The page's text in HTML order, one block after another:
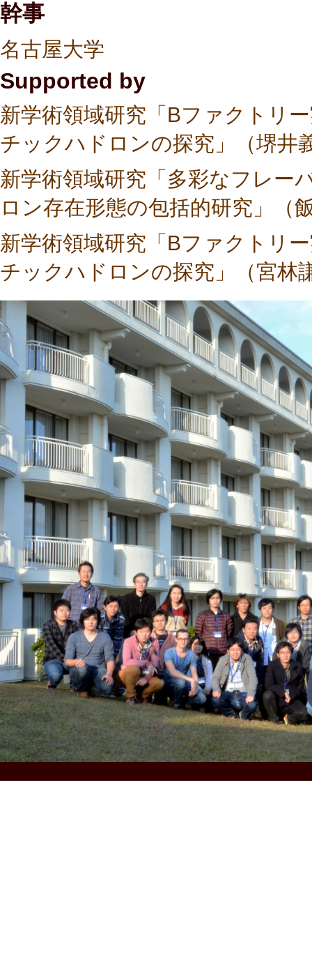
幹事
名古屋大学
Supported by
新学術領域研究「Bファクトリ
チックハドロンの探究」（堺井
新学術領域研究「多彩なフレー
ロン存在形態の包括的研究」（
新学術領域研究「Bファクトリ
チックハドロンの探究」（宮林